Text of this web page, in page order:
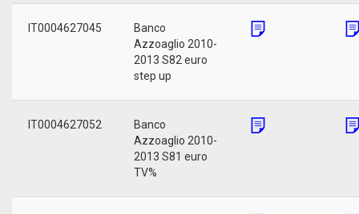
IT0004627045
Banco
Azzoaglio 2010-
2013 S82 euro
step up
IT0004627052
Banco
Azzoaglio 2010-
2013 S81 euro
TV%